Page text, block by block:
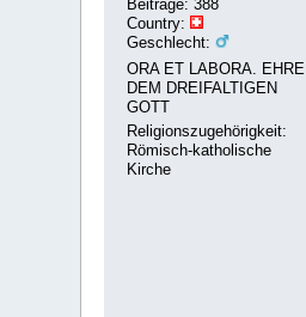
Beiträge: 388
Country:
Geschlecht:
ORA ET LABORA. EHRE
DEM DREIFALTIGEN
GOTT
Religionszugehörigkeit:
Römisch-katholische
Kirche